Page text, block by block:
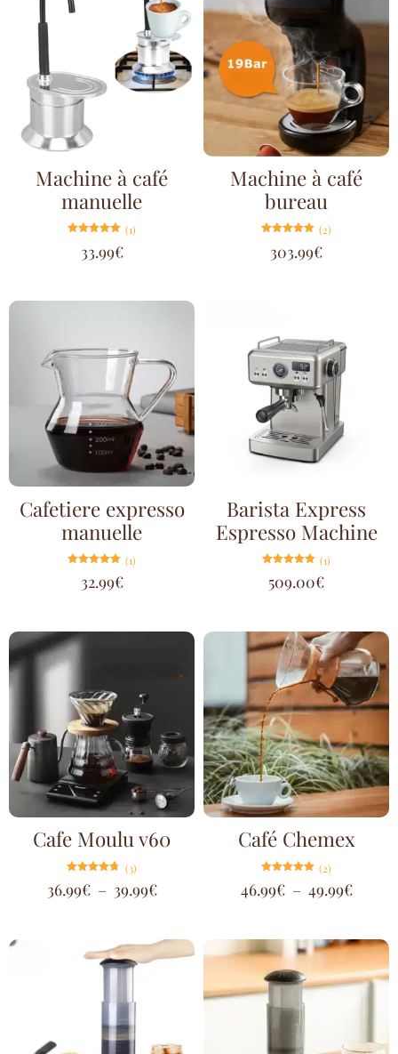
Machine à café
manuelle
5.00
sur 5
(1)
33.99€
Machine à café
bureau
5.00
sur 5
(2)
303.99€
Cafetiere expresso
manuelle
5.00
sur 5
(1)
32.99€
Barista Express
Espresso Machine
5.00
sur 5
(1)
509.00€
Cafe Moulu v60
4.67
sur 5
(3)
36.99€ – 39.99€
Café Chemex
5.00
sur 5
(2)
46.99€ – 49.99€